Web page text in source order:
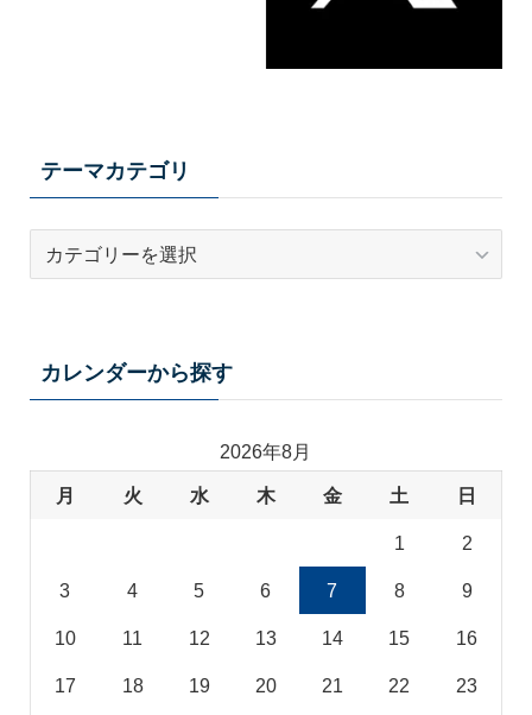
テーマカテゴリ
カレンダーから探す
2026年8月
月 火 水 木 金 土 日
1 2
3 4 5 6 7 8 9
10 11 12 13 14 15 16
17 18 19 20 21 22 23